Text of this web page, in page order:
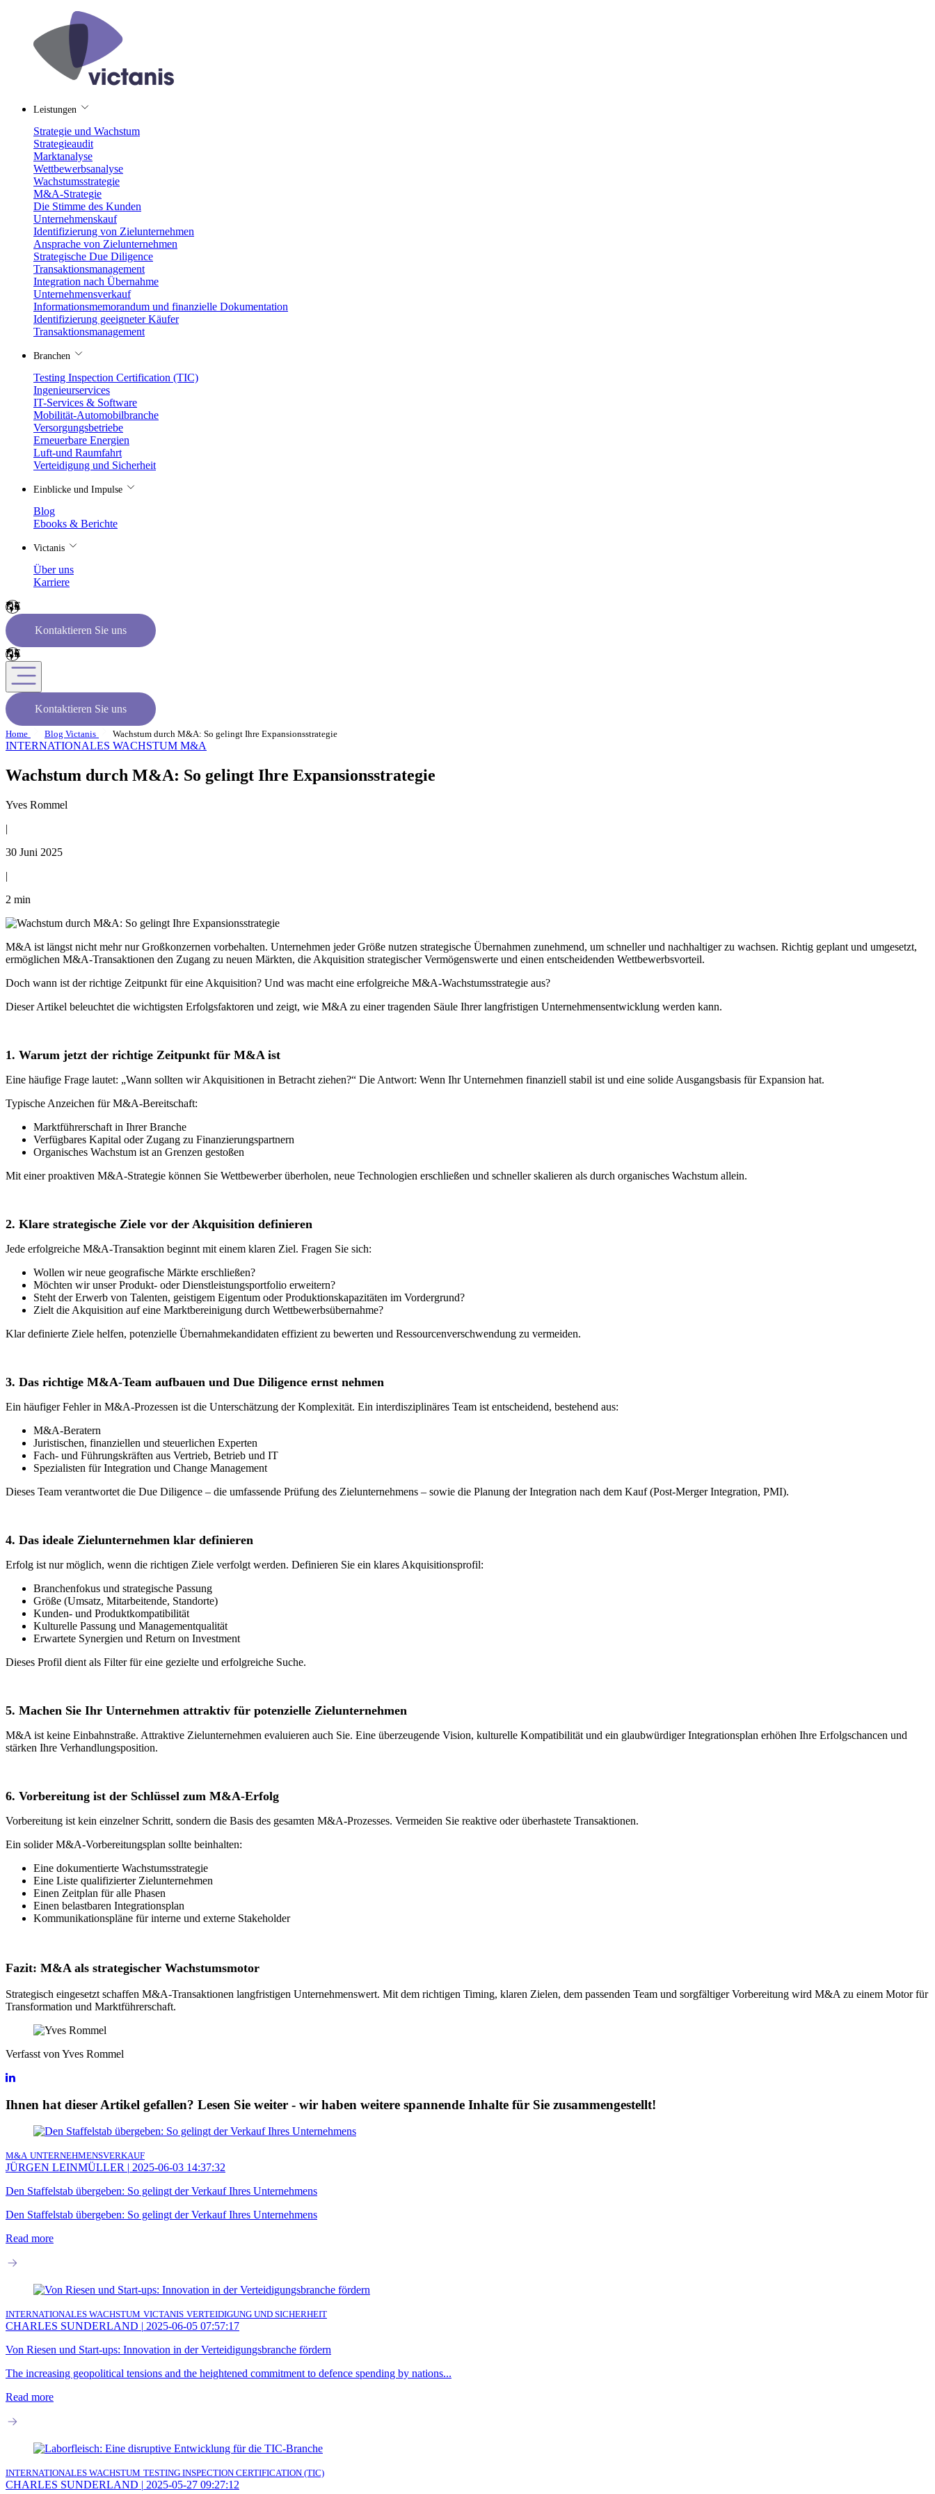
Leistungen
Strategie und Wachstum
Strategieaudit
Marktanalyse
Wettbewerbsanalyse
Wachstumsstrategie
M&A-Strategie
Die Stimme des Kunden
Unternehmenskauf
Identifizierung von Zielunternehmen
Ansprache von Zielunternehmen
Strategische Due Diligence
Transaktionsmanagement
Integration nach Übernahme
Unternehmensverkauf
Informationsmemorandum und finanzielle Dokumentation
Identifizierung geeigneter Käufer
Transaktionsmanagement
Branchen
Testing Inspection Certification (TIC)
Ingenieurservices
IT-Services & Software
Mobilität-Automobilbranche
Versorgungsbetriebe
Erneuerbare Energien
Luft-und Raumfahrt
Verteidigung und Sicherheit
Einblicke und Impulse
Blog
Ebooks & Berichte
Victanis
Über uns
Karriere
Kontaktieren Sie uns
Kontaktieren Sie uns
Home Blog Victanis Wachstum durch M&A: So gelingt Ihre Expansionsstrategie
INTERNATIONALES WACHSTUM M&A
Wachstum durch M&A: So gelingt Ihre Expansionsstrategie
Yves Rommel
|
30 Juni 2025
|
2 min
M&A ist längst nicht mehr nur Großkonzernen vorbehalten. Unternehmen jeder Größe nutzen strategische Übernahmen zunehmend, um schneller und nachhaltiger zu wachsen. Richtig geplant und umgesetzt,
ermöglichen M&A-Transaktionen den Zugang zu neuen Märkten, die Akquisition strategischer Vermögenswerte und einen entscheidenden Wettbewerbsvorteil.
Doch wann ist der richtige Zeitpunkt für eine Akquisition? Und was macht eine erfolgreiche M&A-Wachstumsstrategie aus?
Dieser Artikel beleuchtet die wichtigsten Erfolgsfaktoren und zeigt, wie M&A zu einer tragenden Säule Ihrer langfristigen Unternehmensentwicklung werden kann.
1. Warum jetzt der richtige Zeitpunkt für M&A ist
Eine häufige Frage lautet: „Wann sollten wir Akquisitionen in Betracht ziehen?“ Die Antwort: Wenn Ihr Unternehmen finanziell stabil ist und eine solide Ausgangsbasis für Expansion hat.
Typische Anzeichen für M&A-Bereitschaft:
Marktführerschaft in Ihrer Branche
Verfügbares Kapital oder Zugang zu Finanzierungspartnern
Organisches Wachstum ist an Grenzen gestoßen
Mit einer proaktiven M&A-Strategie können Sie Wettbewerber überholen, neue Technologien erschließen und schneller skalieren als durch organisches Wachstum allein.
2. Klare strategische Ziele vor der Akquisition definieren
Jede erfolgreiche M&A-Transaktion beginnt mit einem klaren Ziel. Fragen Sie sich:
Wollen wir neue geografische Märkte erschließen?
Möchten wir unser Produkt- oder Dienstleistungsportfolio erweitern?
Steht der Erwerb von Talenten, geistigem Eigentum oder Produktionskapazitäten im Vordergrund?
Zielt die Akquisition auf eine Marktbereinigung durch Wettbewerbsübernahme?
Klar definierte Ziele helfen, potenzielle Übernahmekandidaten effizient zu bewerten und Ressourcenverschwendung zu vermeiden.
3. Das richtige M&A-Team aufbauen und Due Diligence ernst nehmen
Ein häufiger Fehler in M&A-Prozessen ist die Unterschätzung der Komplexität. Ein interdisziplinäres Team ist entscheidend, bestehend aus:
M&A-Beratern
Juristischen, finanziellen und steuerlichen Experten
Fach- und Führungskräften aus Vertrieb, Betrieb und IT
Spezialisten für Integration und Change Management
Dieses Team verantwortet die Due Diligence – die umfassende Prüfung des Zielunternehmens – sowie die Planung der Integration nach dem Kauf (Post-Merger Integration, PMI).
4. Das ideale Zielunternehmen klar definieren
Erfolg ist nur möglich, wenn die richtigen Ziele verfolgt werden. Definieren Sie ein klares Akquisitionsprofil:
Branchenfokus und strategische Passung
Größe (Umsatz, Mitarbeitende, Standorte)
Kunden- und Produktkompatibilität
Kulturelle Passung und Managementqualität
Erwartete Synergien und Return on Investment
Dieses Profil dient als Filter für eine gezielte und erfolgreiche Suche.
5. Machen Sie Ihr Unternehmen attraktiv für potenzielle Zielunternehmen
M&A ist keine Einbahnstraße. Attraktive Zielunternehmen evaluieren auch Sie. Eine überzeugende Vision, kulturelle Kompatibilität und ein glaubwürdiger Integrationsplan erhöhen Ihre Erfolgschancen und
stärken Ihre Verhandlungsposition.
6. Vorbereitung ist der Schlüssel zum M&A-Erfolg
Vorbereitung ist kein einzelner Schritt, sondern die Basis des gesamten M&A-Prozesses. Vermeiden Sie reaktive oder überhastete Transaktionen.
Ein solider M&A-Vorbereitungsplan sollte beinhalten:
Eine dokumentierte Wachstumsstrategie
Eine Liste qualifizierter Zielunternehmen
Einen Zeitplan für alle Phasen
Einen belastbaren Integrationsplan
Kommunikationspläne für interne und externe Stakeholder
Fazit: M&A als strategischer Wachstumsmotor
Strategisch eingesetzt schaffen M&A-Transaktionen langfristigen Unternehmenswert. Mit dem richtigen Timing, klaren Zielen, dem passenden Team und sorgfältiger Vorbereitung wird M&A zu einem Motor für
Transformation und Marktführerschaft.
Verfasst von Yves Rommel
Ihnen hat dieser Artikel gefallen? Lesen Sie weiter - wir haben weitere spannende Inhalte für Sie zusammengestellt!
M&A UNTERNEHMENSVERKAUF
JÜRGEN LEINMÜLLER | 2025-06-03 14:37:32
Den Staffelstab übergeben: So gelingt der Verkauf Ihres Unternehmens
Den Staffelstab übergeben: So gelingt der Verkauf Ihres Unternehmens
Read more
INTERNATIONALES WACHSTUM VICTANIS VERTEIDIGUNG UND SICHERHEIT
CHARLES SUNDERLAND | 2025-06-05 07:57:17
Von Riesen und Start-ups: Innovation in der Verteidigungsbranche fördern
The increasing geopolitical tensions and the heightened commitment to defence spending by nations...
Read more
INTERNATIONALES WACHSTUM TESTING INSPECTION CERTIFICATION (TIC)
CHARLES SUNDERLAND | 2025-05-27 09:27:12